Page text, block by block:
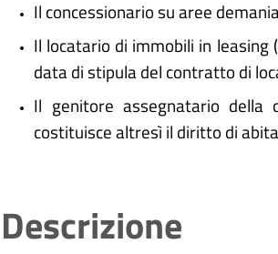
Il concessionario su aree
Il locatario di immobili in leasing
data di stipula del contratto di
Il genitore assegnatario della
costituisce altresì il diritto di
Descrizione